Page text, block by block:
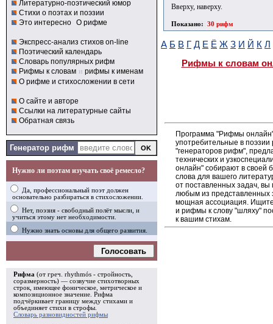
Литературно-поэтический юмор
Стихи о поэтах и поэзии
Это интересно О рифме
Экспресс-анализ стихов on-line
Поэтический календарь
Словарь популярных рифм
Рифмы к словам и рифмы к именам
О рифме и стихосложении в сети
О сайте и авторе
Ссылки на литературные сайты
Обратная связь
Генератор рифм
Нужно ли поэтам изучать своё ремесло?
Да, профессиональный поэт должен
основательно разбираться в стихосложении.
Нет, поэзия - свободный полёт мысли, и
учиться этому нет необходимости.
Нужно знать основы для общего развития.
Голосовать
Рифма (от греч. rhythmós - стройность,
соразмерность) — созвучие стихотворных
строк, имеющее фоническое, метрическое и
композиционное значение. Рифма
подчёркивает границу между стихами и
объединяет стихи в строфы
Словарь разновидностей рифмы
Вверху, наверху.
Показано: 30 рифм
А Б В Г Д Е Ё Ж З И Й К Л
Рифмы к словам
Программа "Рифмы
употребительные в
"генераторов рифм",
технических и
онлайн" собирают в своей
слова для вашего
от поставленных задач,
любым из
мощная ассоциация. Ищите
и рифмы к слову "шляху"
к вашим стихам.